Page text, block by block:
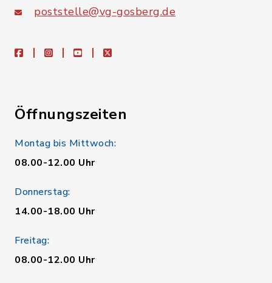
poststelle@vg-gosberg.de
facebookinstagramyoutubeX
Öffnungszeiten
Montag bis Mittwoch:
08.00-12.00 Uhr
Donnerstag:
14.00-18.00 Uhr
Freitag:
08.00-12.00 Uhr